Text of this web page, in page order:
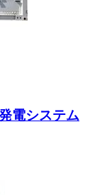
電システム